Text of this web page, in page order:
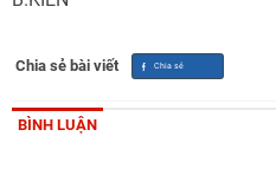
Chia sẻ bài viết
BÌNH LUẬN